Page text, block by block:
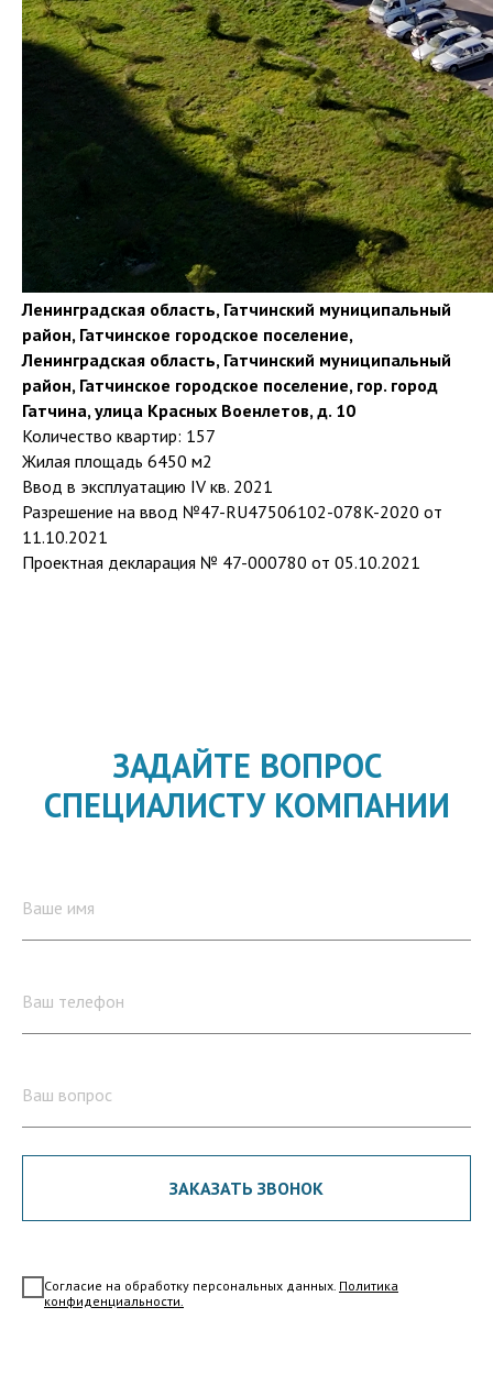
Ленинградская область, Гатчинский муниципальный
район, Гатчинское городское поселение,
Ленинградская область, Гатчинский муниципальный
район, Гатчинское городское поселение, гор. город
Гатчина, улица Красных Военлетов, д. 10
Количество квартир: 157
Жилая площадь 6450 м2
Ввод в эксплуатацию IV кв. 2021
Разрешение на ввод №47-RU47506102-078K-2020 от
11.10.2021
Проектная декларация № 47-000780 от 05.10.2021
ЗАДАЙТЕ ВОПРОС
СПЕЦИАЛИСТУ КОМПАНИИ
ЗАКАЗАТЬ ЗВОНОК
Согласие на обработку персональных данных. Политика
конфиденциальности.